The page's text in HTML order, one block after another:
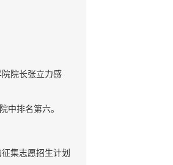
院长张立力感
中排名第六。
集志愿招生计划